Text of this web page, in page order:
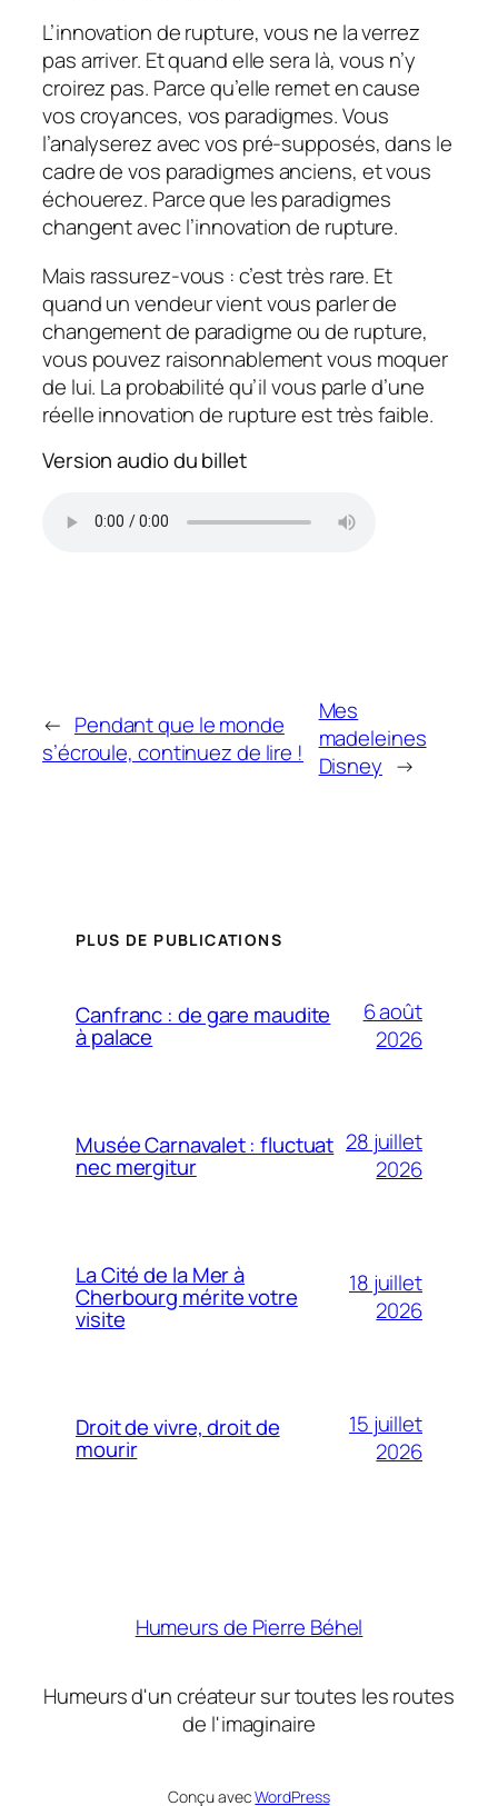
L’innovation de rupture, vous ne la verrez
pas arriver. Et quand elle sera là, vous n’y
croirez pas. Parce qu’elle remet en cause
vos croyances, vos paradigmes. Vous
l’analyserez avec vos pré-supposés, dans le
cadre de vos paradigmes anciens, et vous
échouerez. Parce que les paradigmes
changent avec l’innovation de rupture.
Mais rassurez-vous : c’est très rare. Et
quand un vendeur vient vous parler de
changement de paradigme ou de rupture,
vous pouvez raisonnablement vous moquer
de lui. La probabilité qu’il vous parle d’une
réelle innovation de rupture est très faible.
Version audio du billet
← Pendant que le monde
s’écroule, continuez de lire !
Mes
madeleines
Disney →
PLUS DE PUBLICATIONS
Canfranc : de gare maudite
à palace
6 août
2026
Musée Carnavalet : fluctuat
nec mergitur
28 juillet
2026
La Cité de la Mer à
Cherbourg mérite votre
visite
18 juillet
2026
Droit de vivre, droit de
mourir
15 juillet
2026
Humeurs de Pierre Béhel
Humeurs d'un créateur sur toutes les routes
de l'imaginaire
Conçu avecWordPress